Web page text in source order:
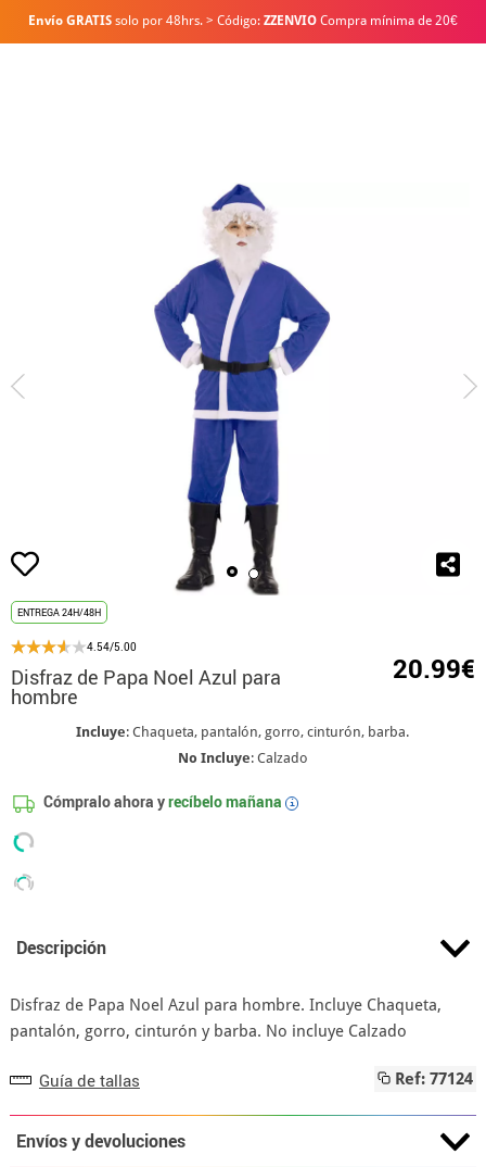
Envío GRATIS solo por 48hrs. > Código: ZZENVIO Compra mínima de 20€
ENTREGA 24H/48H
4.54/5.00
Disfraz de Papa Noel Azul para
hombre
20.99€
Incluye: Chaqueta, pantalón, gorro, cinturón, barba.
No Incluye: Calzado
Cómpralo ahora yrecíbelo mañana i
Descripción
Disfraz de Papa Noel Azul para hombre. Incluye Chaqueta,
pantalón, gorro, cinturón y barba. No incluye Calzado
Guía de tallas Ref: 77124
Envíos y devoluciones